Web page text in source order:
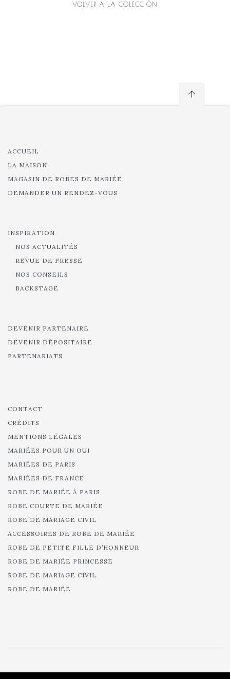
VOLVER A LA COLECCIÓN
ACCUEIL
LA MAISON
MAGASIN DE ROBES DE MARIÉE
DEMANDER UN RENDEZ-VOUS
INSPIRATION
NOS ACTUALITÉS
REVUE DE PRESSE
NOS CONSEILS
BACKSTAGE
DEVENIR PARTENAIRE
DEVENIR DÉPOSITAIRE
PARTENARIATS
CONTACT
CRÉDITS
MENTIONS LÉGALES
MARIÉES POUR UN OUI
MARIÉES DE PARIS
MARIÉES DE FRANCE
ROBE DE MARIÉE À PARIS
ROBE COURTE DE MARIÉE
ROBE DE MARIAGE CIVIL
ACCESSOIRES DE ROBE DE MARIÉE
ROBE DE PETITE FILLE D’HONNEUR
ROBE DE MARIÉE PRINCESSE
ROBE DE MARIAGE CIVIL
ROBE DE MARIÉE